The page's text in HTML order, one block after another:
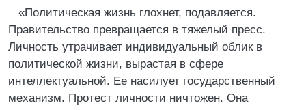
«Политическая жизнь глохнет, подавляется.
Правительство превращается в тяжелый пресс.
Личность утрачивает индивидуальный облик в
политической жизни, вырастая в сфере
интеллектуальной. Ее насилует государственный
механизм. Протест личности ничтожен. Она